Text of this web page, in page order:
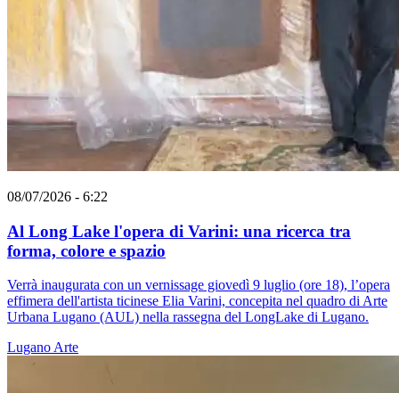
08/07/2026 - 6:22
Al Long Lake l'opera di Varini: una ricerca tra
forma, colore e spazio
Verrà inaugurata con un vernissage giovedì 9 luglio (ore 18), l’opera
effimera dell'artista ticinese Elia Varini, concepita nel quadro di Arte
Urbana Lugano (AUL) nella rassegna del LongLake di Lugano.
LuganoArte